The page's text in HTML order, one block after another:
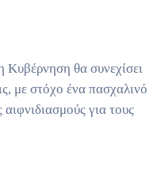
Kυβέρνηση θα συνεχίσει
με στόχο ένα πασχαλινό
αιφνιδιασμούς για τους